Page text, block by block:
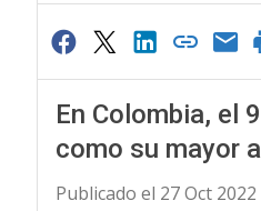
En Colombia, el
como su mayor
Publicado el 27 Oct 2022